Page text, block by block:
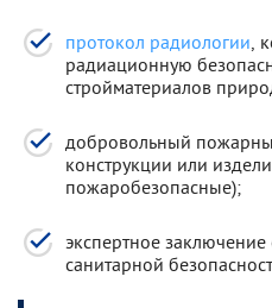
протокол радиологии ,
радиационную
стройматериалов
добровольный
конструкции или
пожаробезопасные);
экспертное
санитарной